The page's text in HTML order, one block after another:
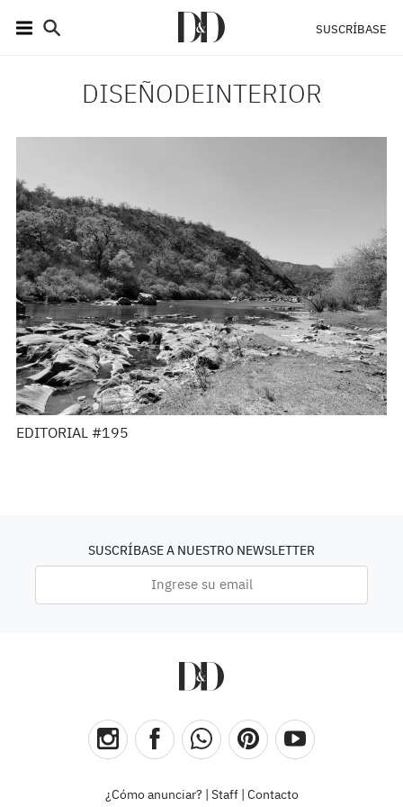
SUSCRÍBASE
DISEÑODEINTERIOR
EDITORIAL #195
SUSCRÍBASE A NUESTRO NEWSLETTER
¿Cómo anunciar? Staff| Contacto